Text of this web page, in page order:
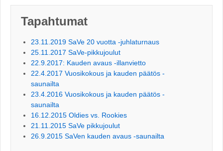
Tapahtumat
23.11.2019 SaVe 20 vuotta -juhlaturnaus
25.11.2017 SaVe-pikkujoulut
22.9.2017: Kauden avaus -illanvietto
22.4.2017 Vuosikokous ja kauden päätös -
saunailta
23.4.2016 Vuosikokous ja kauden päätös -
saunailta
16.12.2015 Oldies vs. Rookies
21.11.2015 SaVe pikkujoulut
26.9.2015 SaVen kauden avaus -saunailta